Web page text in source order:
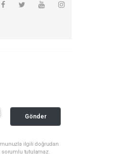
Gönder
ilgili doğrudan
sorumlu tutulamaz.